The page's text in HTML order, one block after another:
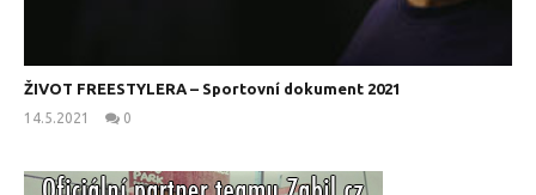
ŽIVOT FREESTYLERA – Sportovní dokument 2021
14.5.2021
0